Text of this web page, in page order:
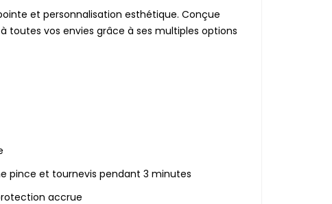
et personnalisation esthétique. Conçue
toutes vos envies grâce à ses multiples options
pince et tournevis pendant 3 minutes
accrue